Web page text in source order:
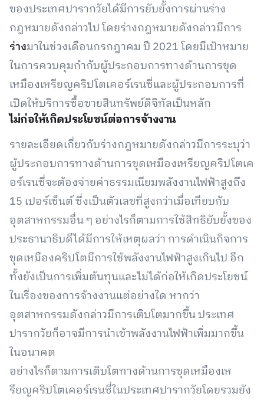
ของประเทศปารากวัยได้มีการยับยั้งการผ่านร่าง
กฎหมายดังกล่าวไป โดยร่างกฎหมายดังกล่าวมีการ
ร่างมาในช่วงเดือนกรกฎาคม ปี 2021 โดยมีเป้าหมาย
ในการควบคุมกำกับผู้ประกอบการทางด้านการขุด
เหมืองเหรียญคริปโตเคอร์เรนซี่และผู้ประกอบการที่
เปิดให้บริการซื้อขายสินทรัพย์ดิจิทัลเป็นหลัก
ไม่ก่อให้เกิดประโยชน์ต่อการจ้างงาน
รายละเอียดเกี่ยวกับร่างกฎหมายดังกล่าวมีการระบุว่า
ผู้ประกอบการทางด้านการขุดเหมืองเหรียญคริปโตเค
อร์เรนซี่จะต้องจ่ายค่าธรรมเนียมพลังงานไฟฟ้าสูงถึง
15 เปอร์เซ็นต์ ซึ่งเป็นตัวเลขที่สูงกว่าเมื่อเทียบกับ
อุตสาหกรรมอื่น ๆ อย่างไรก็ตามการใช้สิทธิยับยั้งของ
ประธานาธิบดีได้มีการให้เหตุผลว่า การดำเนินกิจการ
ขุดเหมืองคริปโตมีการใช้พลังงานไฟฟ้าสูงเกินไป อีก
ทั้งยังเป็นการเพิ่มต้นทุนและไม่ได้ก่อให้เกิดประโยชน์
ในเรื่องของการจ้างงานแต่อย่างใด หากว่า
อุตสาหกรรมดังกล่าวมีการเติบโตมากขึ้น ประเทศ
ปารากวัยก็อาจมีการนำเข้าพลังงานไฟฟ้าเพิ่มมากขึ้น
ในอนาคต
อย่างไรก็ตามการเติบโตทางด้านการขุดเหมืองเห
รียญคริปโตเคอร์เรนซี่ในประเทศปารากวัยโดยรวมยัง